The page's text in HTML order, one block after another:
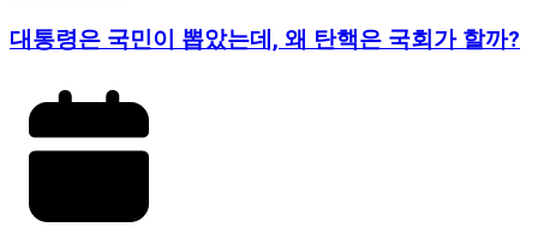
대통령은 국민이 뽑았는데, 왜 탄핵은 국회가 할까?